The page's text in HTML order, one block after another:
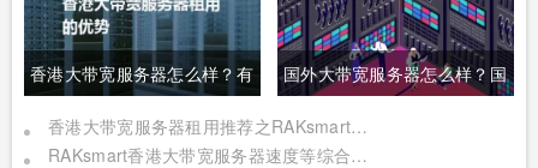
香港大带宽服务器怎么样？有
什么优势？
国外大带宽服务器怎么样？国
外大带宽服务器推荐
香港大带宽服务器租用推荐之RAKsmart主机商
RAKsmart香港大带宽服务器速度等综合评测